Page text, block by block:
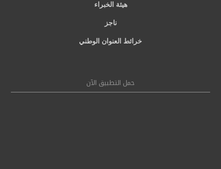
هيئة الخبراء
ناجز
خرائط العنوان الوطني
حمل التطبيق الآن